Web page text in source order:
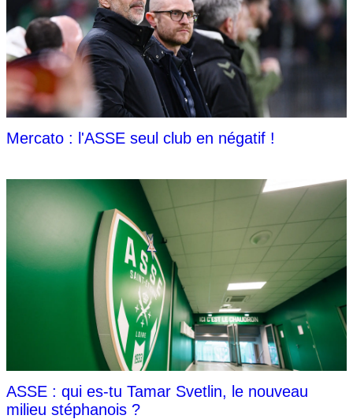
Mercato : l'ASSE seul club en négatif !
ASSE : qui es-tu Tamar Svetlin, le nouveau
milieu stéphanois ?